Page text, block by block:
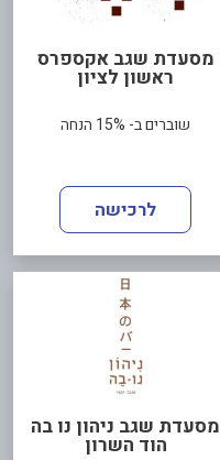
מסעדת שגב אקספרס
ראשון לציון
שוברים ב- 15% הנחה
לרכישה
מסעדת שגב ניהון נו בה
הוד השרון